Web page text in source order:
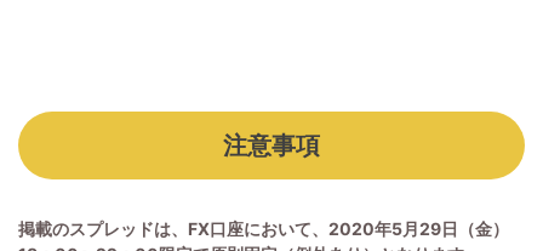
注意事項
掲載のスプレッドは、FX口座において、2020年5月29日（金）